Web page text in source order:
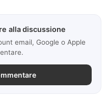
alla discussione
email, Google o Apple